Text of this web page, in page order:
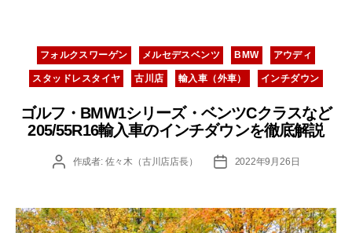
カ
テ
ゴ
ー
フォルクスワーゲン メルセデスベンツ BMW アウディ
スタッドレスタイヤ 古川店 輸入車（外車） インチダウン
ゴルフ・BMW1シリーズ・ベンツCクラスなど
205/55R16輸入車のインチダウンを徹底解説
投
作成者: 佐々木（古川店店長）
投
2022年9月26日